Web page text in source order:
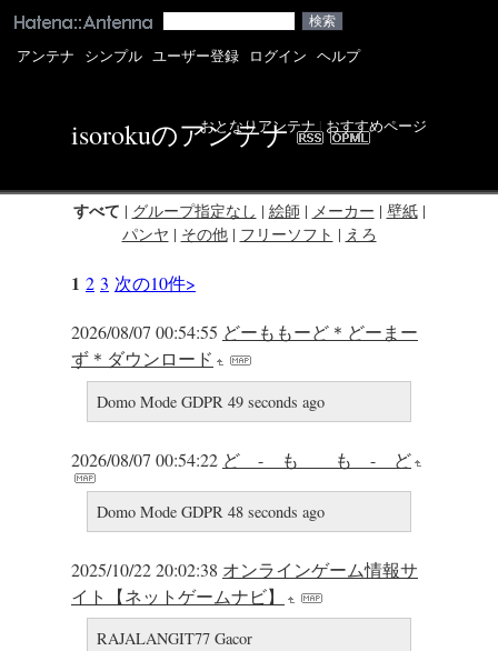
アンテナ シンプル ユーザー登録 ログイン ヘルプ
isorokuのアンテナ
すべて | グループ指定なし | 絵師 | メーカー | 壁紙|
パンヤ | その他| フリーソフト | えろ
1 2 3 次の10件>
おとなりアンテナ | おすすめページ
2026/08/07 00:54:55 どーももーど＊どーまー
ず＊ダウンロード
Domo Mode GDPR 49 seconds ago
2026/08/07 00:54:22 ど - も も - ど
Domo Mode GDPR 48 seconds ago
2025/10/22 20:02:38 オンラインゲーム情報サ
イト【ネットゲームナビ】
RAJALANGIT77 Gacor